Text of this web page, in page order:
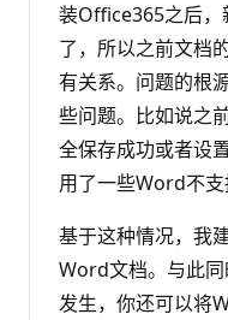
装Office365之后
了，所以之前文档
有关系。问题的根
些问题。比如说之
全保存成功或者设
用了一些Word不支
基于这种情况，我
Word文档。与此
发生，你还可以将